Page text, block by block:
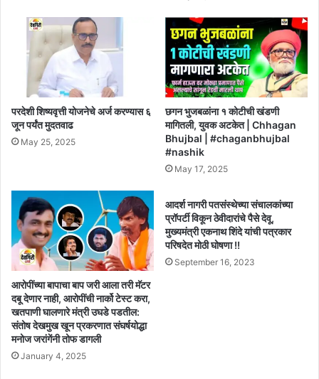
परदेशी शिष्यवृत्ती योजनेचे अर्ज करण्यास ६
जून पर्यंत मुदतवाढ
May 25, 2025
छगन भुजबळांना १ कोटीची खंडणी
मागितली, युवक अटकेत | Chhagan
Bhujbal | #chaganbhujbal
#nashik
May 17, 2025
आरोपींच्या बापाचा बाप जरी आला तरी मॅटर
दबू देणार नाही, आरोपींची नार्को टेस्ट करा,
खतपाणी घालणारे मंत्री उघडे पडतील:
संतोष देखमुख खून प्रकरणात संघर्षयोद्धा
मनोज जरांगेंनी तोफ डागली
January 4, 2025
आदर्श नागरी पतसंस्थेच्या संचालकांच्या
प्रॉपर्टी विकून ठेवीदारांचे पैसे देवू,
मुख्यमंत्री एकनाथ शिंदे यांची पत्रकार
परिषदेत मोठी घोषणा !!
September 16, 2023